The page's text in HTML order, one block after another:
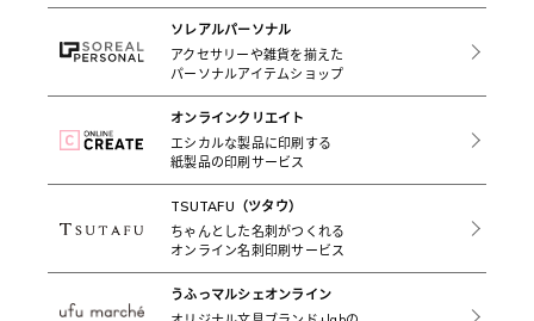
ソレアルパーソナル
アクセサリーや雑貨を揃えた
パーソナルアイテムショップ
オンラインクリエイト
エシカルな製品に印刷する
紙製品の印刷サービス
TSUTAFU（ツタウ）
ちゃんとした名刺がつくれる
オンライン名刺印刷サービス
うふっマルシェオンライン